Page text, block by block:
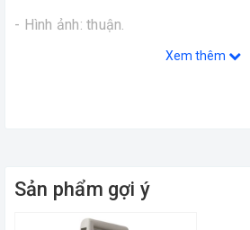
- Hình ảnh: thuận.
- Hằng số k (đo khoảng cách): 100.
Xem thêm
Sản phẩm gợi ý